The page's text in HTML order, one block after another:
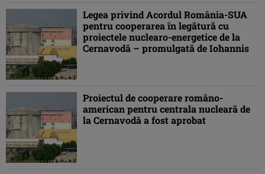
Legea privind Acordul România-SUA
pentru cooperarea în legătură cu
proiectele nuclearo-energetice de la
Cernavodă – promulgată de Iohannis
Proiectul de cooperare româno-
american pentru centrala nucleară de
la Cernavodă a fost aprobat